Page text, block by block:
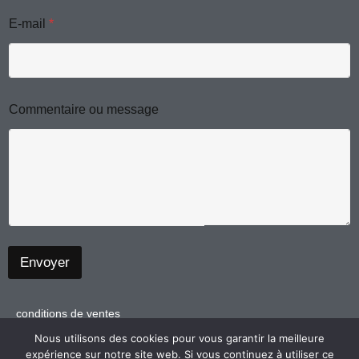
a
m
k
g
e
o
m
E-mail *
Commentaire ou message
Envoyer
conditions de ventes
politique de confidentialité
Nous utilisons des cookies pour vous garantir la meilleure
expérience sur notre site web. Si vous continuez à utiliser ce